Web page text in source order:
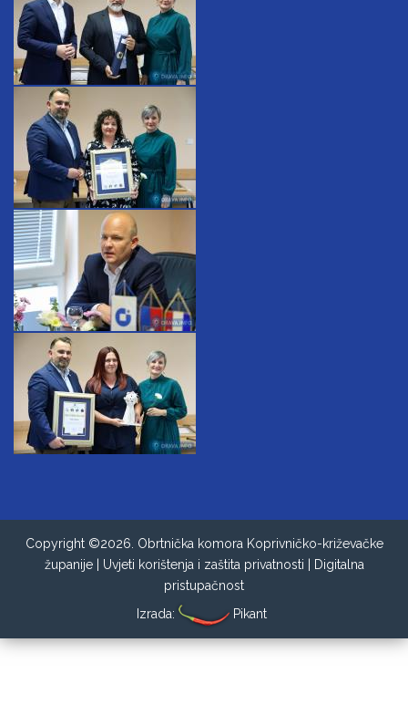
Copyright ©2026. Obrtnička komora Koprivničko-križevačke
županije | Uvjeti korištenja i zaštita privatnosti
Digitalna
pristupačnost
Izrada:
Pikant